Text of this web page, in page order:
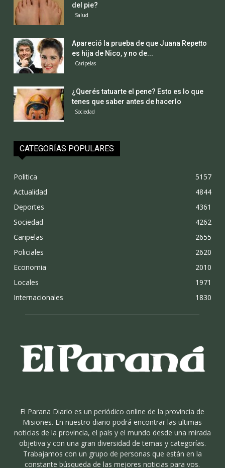
del pie?
Salud
Apareció la prueba de que Juana Repetto
es hija de Nico, y no de...
Caripelas
¿Querés tatuarte el pene? Esto es lo que
tenes que saber antes de hacerlo
Sociedad
CATEGORÍAS POPULARES
Politica
5157
Actualidad
4844
Deportes
4361
Sociedad
4262
Caripelas
2655
Policiales
2620
Economia
2010
Locales
1971
Internacionales
1830
El Parana Diario es un periódico online de la provincia de
Misiones. En nuestro diario podrá encontrar las ultimas
noticias de la provincia, el país y el mundo desde una mirada
objetiva y con una gran diversidad de temas y categorías.
Trabajamos con un grupo de personas que están en la
constante búsqueda de las mejores noticias para vos.